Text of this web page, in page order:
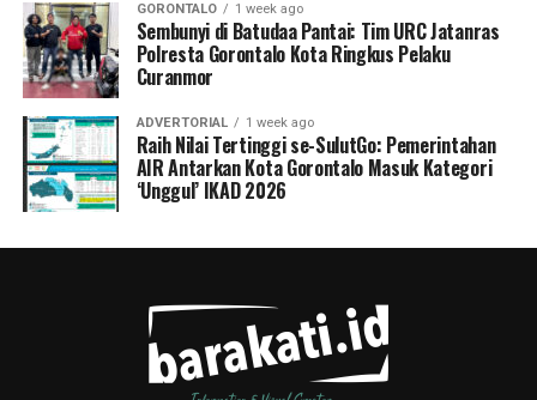
GORONTALO 1 week ago
Sembunyi di Batudaa Pantai: Tim URC Jatanras
Polresta Gorontalo Kota Ringkus Pelaku
Curanmor
ADVERTORIAL 1 week ago
Raih Nilai Tertinggi se-SulutGo: Pemerintahan
AIR Antarkan Kota Gorontalo Masuk Kategori
‘Unggul’ IKAD 2026